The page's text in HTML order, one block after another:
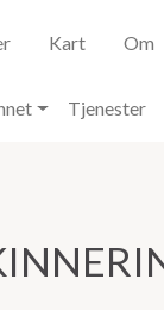
Kart Om
Tjenester